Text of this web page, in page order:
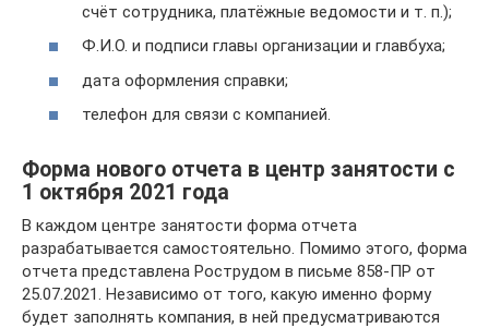
счёт сотрудника, платёжные ведомости и т. п.);
Ф.И.О. и подписи главы организации и главбуха;
дата оформления справки;
телефон для связи с компанией.
Форма нового отчета в центр занятости с
1 октября 2021 года
В каждом центре занятости форма отчета
разрабатывается самостоятельно. Помимо этого, форма
отчета представлена Рострудом в письме 858-ПР от
25.07.2021. Независимо от того, какую именно форму
будет заполнять компания, в ней предусматриваются